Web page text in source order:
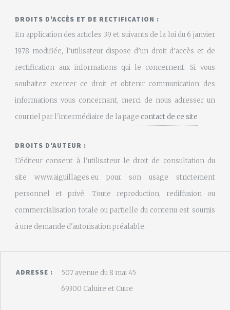
DROITS D'ACCÈS ET DE RECTIFICATION :
En application des articles 39 et suivants de la loi du 6 janvier
1978 modifiée, l’utilisateur dispose d’un droit d’accès et de
rectification aux informations qui le concernent. Si vous
souhaitez exercer ce droit et obtenir communication des
informations vous concernant, merci de nous adresser un
courriel par l'intermédiaire de la page contact de ce site
DROITS D'AUTEUR :
L’éditeur consent à l’utilisateur le droit de consultation du
site www.aiguillages.eu pour son usage strictement
personnel et privé. Toute reproduction, rediffusion ou
commercialisation totale ou partielle du contenu est soumis
à une demande d'autorisation préalable.
ADRESSE :
507 avenue du 8 mai 45
69300 Caluire et Cuire